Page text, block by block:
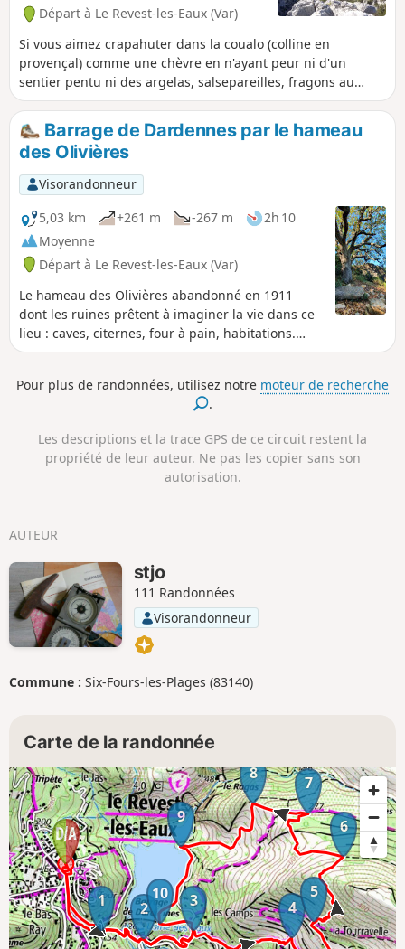
Départ à Le Revest-les-Eaux (Var)
Si vous aimez crapahuter dans la coualo (colline en
provençal) comme une chèvre en n'ayant peur ni d'un
sentier pentu ni des argelas, salsepareilles, fragons au
autres chênes kermès, alors cette boucle est pour
vous.Immersion complète dans le maquis et solitude
garantie. Ce sentier a été créé de toute pièce dans la partie
à fort dénivelé pour rejoindre par la colline la route des
carrières à partir du barrage.N'oubliez pas votre sécateur
pour contribuer à l'entretien de ce sentier.
Barrage de Dardennes par le hameau
des Olivières
Visorandonneur
5,03 km
+261 m -267 m
2h 10
Moyenne
Départ à Le Revest-les-Eaux (Var)
Le hameau des Olivières abandonné en 1911
dont les ruines prêtent à imaginer la vie dans ce
lieu : caves, citernes, four à pain, habitations.
Encore quelques vestiges du temps passé. Et
balade du Barrage du Revest et de sa résurgence
du Ragas (cf info. pratiques). Randonnée à éviter
Pour plus de randonnées, utilisez notre moteur de recherche
.
Les descriptions et la trace GPS de ce circuit restent la
propriété de leur auteur. Ne pas les copier sans son
autorisation.
AUTEUR
stjo
111 Randonnées
Visorandonneur
Commune : Six-Fours-les-Plages (83140)
Carte de la randonnée
1 2 3 4
5
6
7
8
9
10